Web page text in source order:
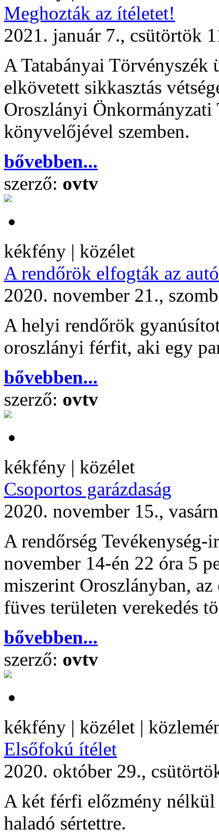
Meghozták az ítéletet!
2021. január 7., csütörtök
A Tatabányai Törvényszék
elkövetett sikkasztás
Oroszlányi
könyvelőjével szemben.
bővebben...
szerző: ovtv
kékfény | közélet
A rendőrök elfogták az
2020. november 21.,
A helyi rendőrök
oroszlányi férfit, aki egy
bővebben...
szerző: ovtv
kékfény | közélet
Csoportos garázdaság
2020. november 15.,
A rendőrség
november 14-én 22 óra 5
miszerint Oroszlányban,
füves területen verekedés
bővebben...
szerző: ovtv
kékfény | közélet |
Elsőfokú ítélet
2020. október 29.,
A két férfi előzmény
haladó sértettre.